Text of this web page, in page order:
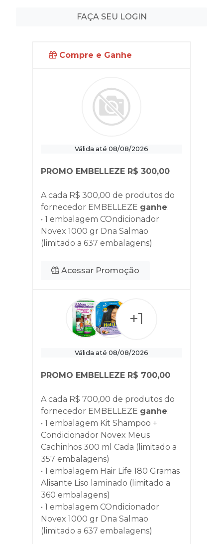
FAÇA SEU LOGIN
Compre e Ganhe
Válida até 08/08/2026
PROMO EMBELLEZE R$ 300,00
A cada R$ 300,00 de produtos do
fornecedor EMBELLEZE ganhe:
• 1 embalagem COndicionador
Novex 1000 gr Dna Salmao
(limitado a 637 embalagens)
Acessar Promoção
+1
Válida até 08/08/2026
PROMO EMBELLEZE R$ 700,00
A cada R$ 700,00 de produtos do
fornecedor EMBELLEZE ganhe:
• 1 embalagem Kit Shampoo +
Condicionador Novex Meus
Cachinhos 300 ml Cada (limitado a
357 embalagens)
• 1 embalagem Hair Life 180 Gramas
Alisante Liso laminado (limitado a
360 embalagens)
• 1 embalagem COndicionador
Novex 1000 gr Dna Salmao
(limitado a 637 embalagens)